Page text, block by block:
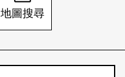
地圖搜尋